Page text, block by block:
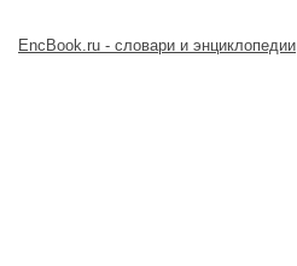
EncBook.ru - словари и энциклопедии